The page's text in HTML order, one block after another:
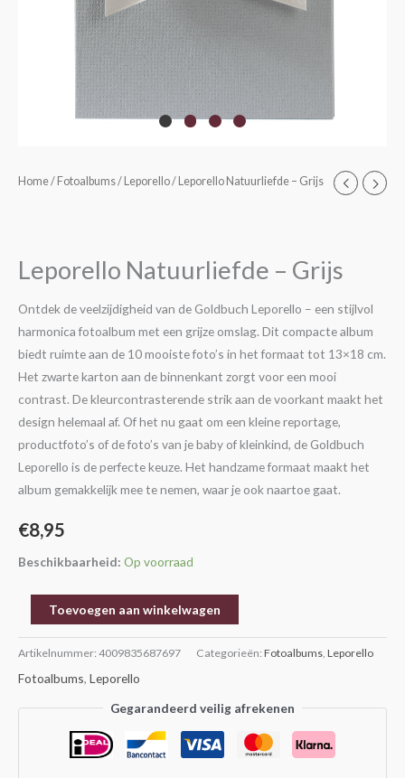
Home/ Fotoalbums/ Leporello/ Leporello Natuurliefde – Grijs
Leporello Natuurliefde – Grijs
Ontdek de veelzijdigheid van de Goldbuch Leporello – een stijlvol
harmonica fotoalbum met een grijze omslag. Dit compacte album
biedt ruimte aan de 10 mooiste foto’s in het formaat tot 13×18 cm.
Het zwarte karton aan de binnenkant zorgt voor een mooi
contrast. De kleurcontrasterende strik aan de voorkant maakt het
design helemaal af. Of het nu gaat om een kleine reportage,
productfoto’s of de foto’s van je baby of kleinkind, de Goldbuch
Leporello is de perfecte keuze. Het handzame formaat maakt het
album gemakkelijk mee te nemen, waar je ook naartoe gaat.
€8,95
Beschikbaarheid: Op voorraad
Leporello
aantal
Toevoegen aan winkelwagen
Artikelnummer: 4009835687697 Categorieën: Fotoalbums, Leporello
Fotoalbums, Leporello
Gegarandeerd veilig afrekenen